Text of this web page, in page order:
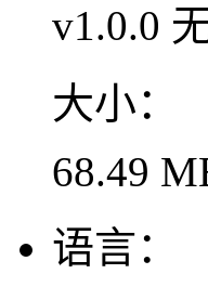
v1.0.0
大小：
68.49
语言：